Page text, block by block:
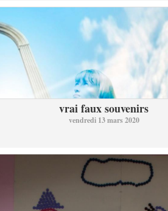
vrai faux souvenirs
vendredi 13 mars 2020